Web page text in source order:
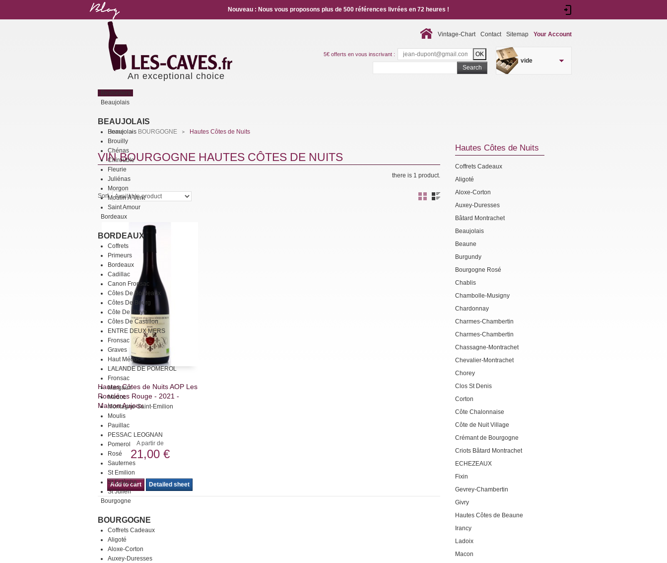
An exceptional choice
Bestsellers
Beaujolais
BEAUJOLAIS
Beaujolais
Brouilly
Chénas
Chirouble
Fleurie
Juliénas
Morgon
Moulin À Vent
Saint Amour
Bordeaux
BORDEAUX
Coffrets
Primeurs
Bordeaux
Cadillac
Canon Fronsac
Côtes De Bordeaux
Côtes De Bourg
Côte De Blaye
Côtes De Castillon
ENTRE DEUX MERS
Fronsac
Graves
Haut Médoc
LALANDE DE POMEROL
Fronsac
Margaux
Médoc
Montagne-Saint-Emilion
Moulis
Pauillac
PESSAC LEOGNAN
Pomerol
Rosé
Sauternes
St Emilion
St Estèphe
St Julien
Bourgogne
BOURGOGNE
Coffrets Cadeaux
Aligoté
Aloxe-Corton
Auxey-Duresses
vide
Vintage-Chart Contact Sitemap Your Account
Nouveau : Nous vous proposons plus de 500 références livrées en 72 heures !
Search
5€ offerts en vous inscrivant :
Home
BOURGOGNE
Hautes Côtes de Nuits
VIN BOURGOGNE HAUTES CÔTES DE NUITS
there is 1 product.
Sort
Hautes Côtes de Nuits AOP Les
Ronciéres Rouge - 2021 -
Maison Aujoux
A partir de
21,00 €
Add to cart Detailed sheet
Hautes Côtes de Nuits
Coffrets Cadeaux
Aligoté
Aloxe-Corton
Auxey-Duresses
Bâtard Montrachet
Beaujolais
Beaune
Burgundy
Bourgogne Rosé
Chablis
Chambolle-Musigny
Chardonnay
Charmes-Chambertin
Charmes-Chambertin
Chassagne-Montrachet
Chevalier-Montrachet
Chorey
Clos St Denis
Corton
Côte Chalonnaise
Côte de Nuit Village
Crémant de Bourgogne
Criots Bâtard Montrachet
ECHEZEAUX
Fixin
Gevrey-Chambertin
Givry
Hautes Côtes de Beaune
Irancy
Ladoix
Macon